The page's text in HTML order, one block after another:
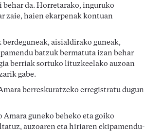
da. Horretarako, inguruko
zaie, haien ekarpenak kontuan
aisialdirako guneak,
batzuk bermatuta izan behar
berriak sortuko lituzkeelako auzoan
gabe.
berreskuratzeko erregistratu dugun
guneko beheko eta goiko
auzoaren eta hiriaren ekipamendu-